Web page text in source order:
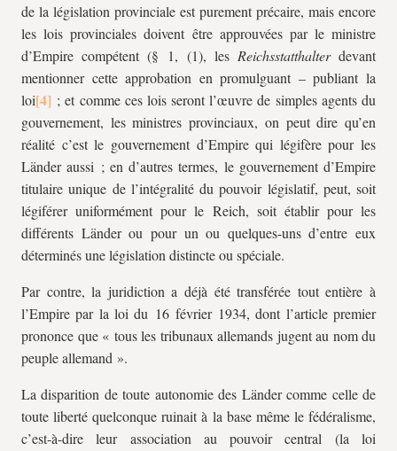
de la législation provinciale est purement précaire, mais encore
les lois provinciales doivent être approuvées par le ministre
d’Empire compétent (§ 1, (1), les Reichsstatthalterdevant
mentionner cette approbation en promulguant – publiant la
loi
; et comme ces lois seront l’œuvre de simples agents du
gouvernement, les ministres provinciaux, on peut dire qu’en
réalité c’est le gouvernement d’Empire qui légifère pour les
Länder aussi ; en d’autres termes, le gouvernement d’Empire
titulaire unique de l’intégralité du pouvoir législatif, peut, soit
légiférer uniformément pour le Reich, soit établir pour les
différents Länder ou pour un ou quelques-uns d’entre eux
déterminés une législation distincte ou spéciale.
Par contre, la juridiction a déjà été transférée tout entière à
l’Empire par la loi du 16 février 1934, dont l’article premier
prononce que « tous les tribunaux allemands jugent au nom du
peuple allemand ».
La disparition de toute autonomie des Länder comme celle de
toute liberté quelconque ruinait à la base même le fédéralisme,
c’est-à-dire leur association au pouvoir central (la loi